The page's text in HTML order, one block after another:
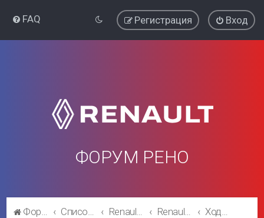
FAQ Вход
Регистрация
ФОРУМ РЕНО
Форум Рено Список форумов Renault Clio Renault Clio Ходовая,управление,тормоза